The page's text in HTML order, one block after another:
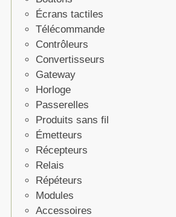
Écrans tactiles
Télécommande
Contrôleurs
Convertisseurs
Gateway
Horloge
Passerelles
Produits sans fil
Émetteurs
Récepteurs
Relais
Répéteurs
Modules
Accessoires